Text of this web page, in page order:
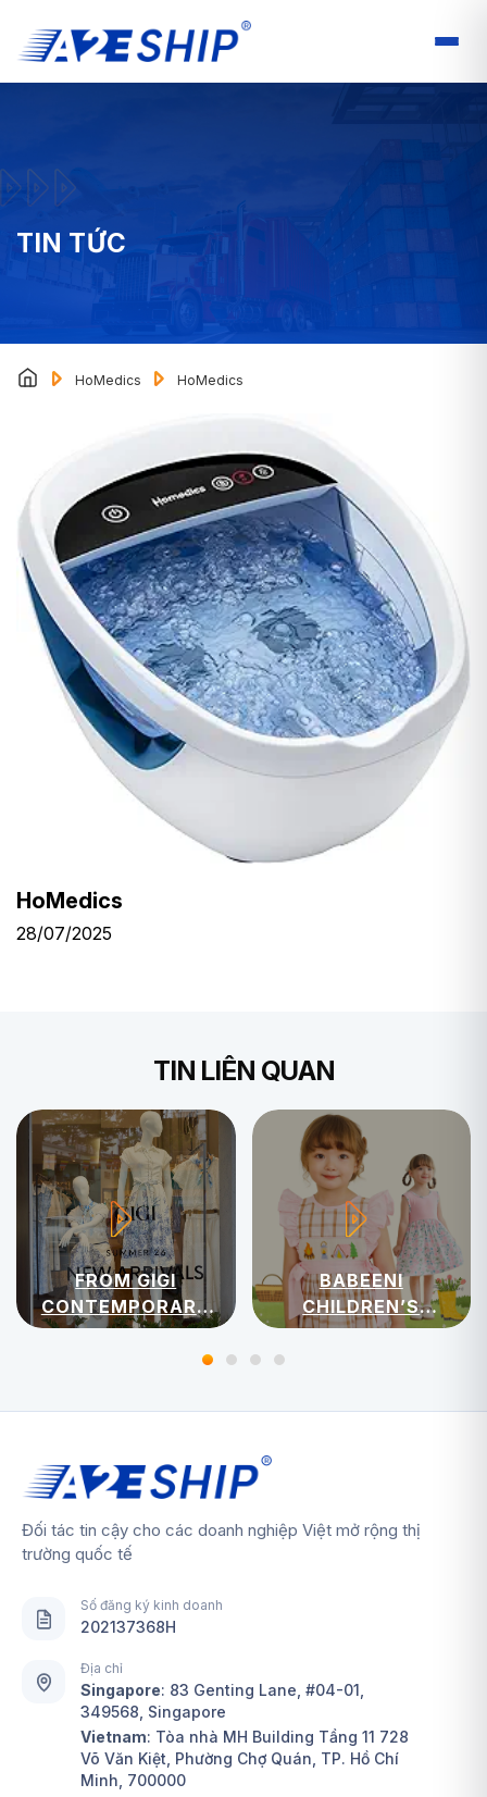
TIN TỨC
HoMedics HoMedics
HoMedics
28/07/2025
TIN LIÊN QUAN
FROM GIGI
CONTEMPORARY
WOMENSWEAR
BABEENI
CHILDREN’S
APPAREL
Đối tác tin cậy cho các doanh nghiệp Việt mở rộng thị
trường quốc tế
Số đăng ký kinh doanh
202137368H
Địa chỉ
Singapore: 83 Genting Lane, #04-01,
349568, Singapore
Vietnam: Tòa nhà MH Building Tầng 11 728
Võ Văn Kiệt, Phường Chợ Quán, TP. Hồ Chí
Minh, 700000